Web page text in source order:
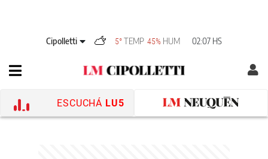
Cipolletti 5°TEMP 45% HUM 02:07 HS
ESCUCHÁ LU5